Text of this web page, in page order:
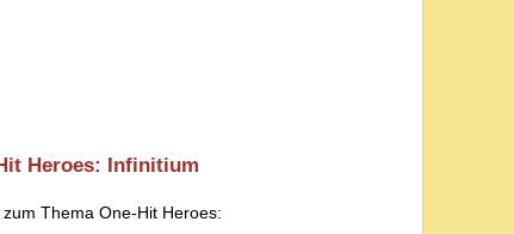
Heroes: Infinitium
Thema One-Hit Heroes: